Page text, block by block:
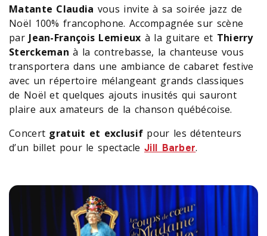
Matante Claudia vous invite à sa soirée jazz de
Noël 100% francophone. Accompagnée sur scène
par Jean-François Lemieux à la guitare et Thierry
Sterckeman à la contrebasse, la chanteuse vous
transportera dans une ambiance de cabaret festive
avec un répertoire mélangeant grands classiques
de Noël et quelques ajouts inusités qui sauront
plaire aux amateurs de la chanson québécoise.
Concert gratuit et exclusif pour les détenteurs
d’un billet pour le spectacleJill Barber.